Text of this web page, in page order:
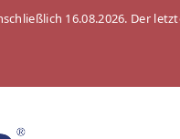
16.08.2026. Der